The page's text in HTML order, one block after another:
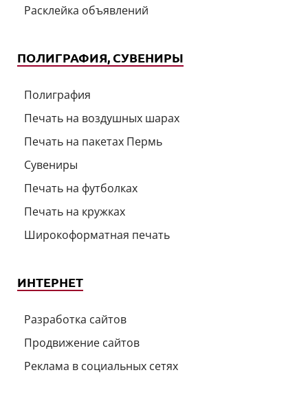
Расклейка объявлений
ПОЛИГРАФИЯ, СУВЕНИРЫ
Полиграфия
Печать на воздушных шарах
Печать на пакетах Пермь
Сувениры
Печать на футболках
Печать на кружках
Широкоформатная печать
ИНТЕРНЕТ
Разработка сайтов
Продвижение сайтов
Реклама в социальных сетях